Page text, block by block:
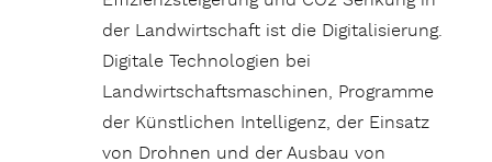
der Landwirtschaft ist die Digitalisierung.
Digitale Technologien bei
Landwirtschaftsmaschinen, Programme
der Künstlichen Intelligenz, der Einsatz
von Drohnen und der Ausbau von